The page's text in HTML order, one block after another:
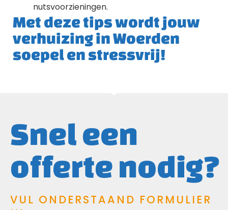
nutsvoorzieningen.
Met deze tips wordt jouw
verhuizing in Woerden
soepel en stressvrij!
Snel een
offerte nodig?
VUL ONDERSTAAND FORMULIER